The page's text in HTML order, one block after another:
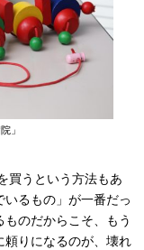
」
買うという方法もあ
いるもの」が一番だっ
のだからこそ、もう
頼りになるのが、壊れ